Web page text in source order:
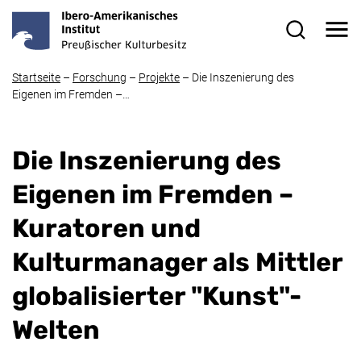
Startseite – Forschung – Projekte – Die Inszenierung des
Eigenen im Fremden –…
Die Inszenierung des
Eigenen im Fremden –
Kuratoren und
Kulturmanager als Mittler
globalisierter "Kunst"-
Welten